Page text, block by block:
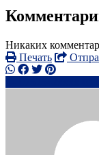
Никаких
Печать